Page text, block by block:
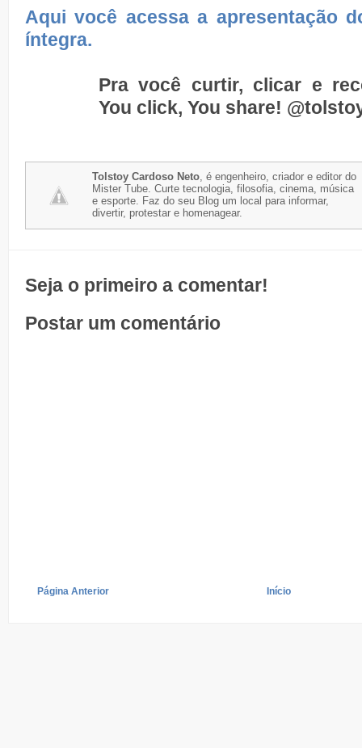
Aqui você acessa a apresentação
íntegra.
Pra você curtir, clicar e
You click, You share!
Tolstoy Cardoso Neto, é engenheiro, criador e editor do
Mister Tube. Curte tecnologia, filosofia, cinema, música
e esporte. Faz do seu Blog um local para informar,
divertir, protestar e homenagear.
Seja o primeiro a comentar!
Postar um comentário
Página Anterior Início